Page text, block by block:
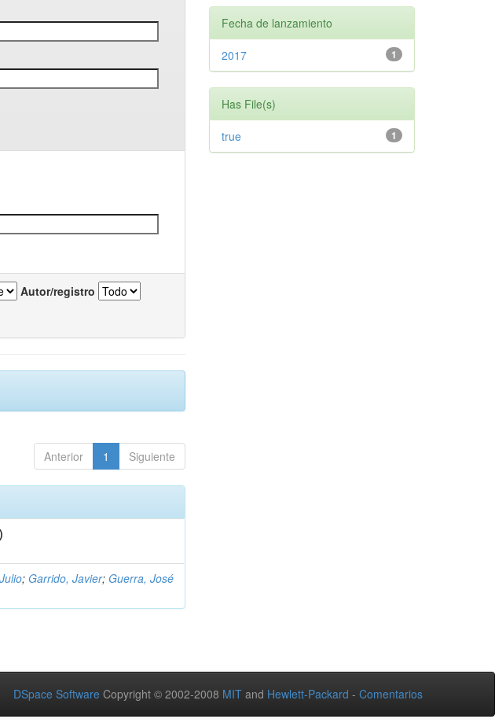
Autor/registro
Anterior 1 Siguiente
; Garrido, Javier; Guerra, José
Fecha de lanzamiento
1
2017
Has File(s)
1
true
DSpace Software Copyright © 2002-2008 MIT and Hewlett-Packard - Comentarios